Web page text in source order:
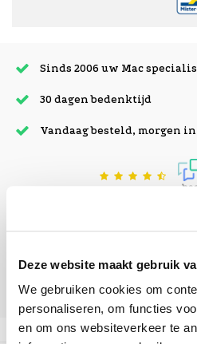
Deze website maakt gebruik
We gebruiken cookies om
personaliseren, om functies
en om ons websiteverkeer te
Sinds 2006 uw Mac
30 dagen bedenktijd
Vandaag besteld, morgen